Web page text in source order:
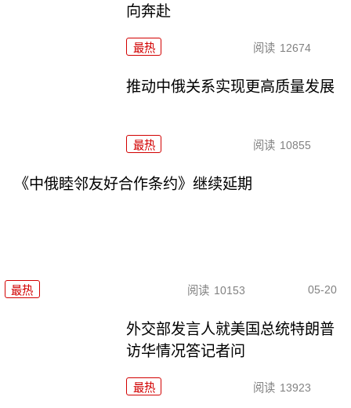
向奔赴
最热 阅读 12674
推动中俄关系实现更高质量发展
最热 阅读 10855
《中俄睦邻友好合作条约》继续延期
最热 阅读 10153 05-20
外交部发言人就美国总统特朗普
访华情况答记者问
最热 阅读 13923